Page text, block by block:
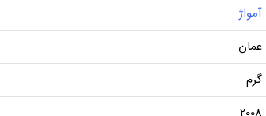
آمواژ
عمان
گرم